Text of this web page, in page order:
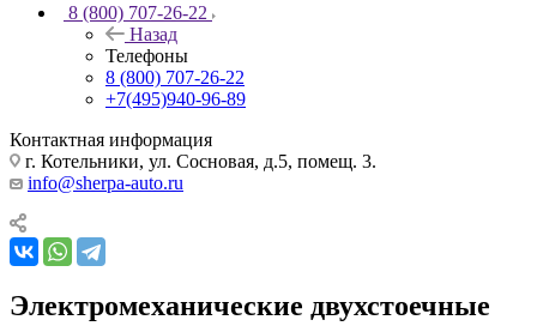
8 (800) 707-26-22
Назад
Телефоны
8 (800) 707-26-22
+7(495)940-96-89
Контактная информация
г. Котельники, ул. Сосновая, д.5, помещ. 3.
info@sherpa-auto.ru
Электромеханические двухстоечные